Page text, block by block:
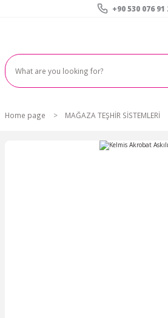
+90 530 076 91
Home page MAĞAZA TEŞHİR SİSTEMLERİ